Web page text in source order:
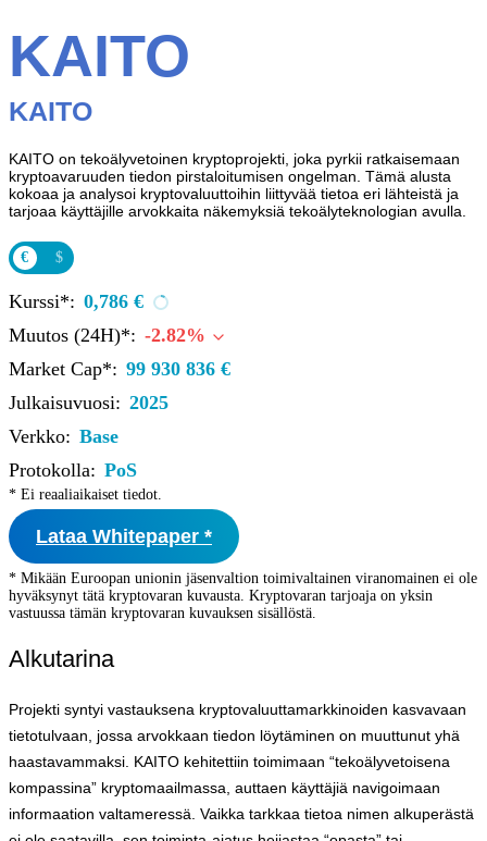
KAITO
KAITO
KAITO on tekoälyvetoinen kryptoprojekti, joka pyrkii ratkaisemaan
kryptoavaruuden tiedon pirstaloitumisen ongelman. Tämä alusta
kokoaa ja analysoi kryptovaluuttoihin liittyvää tietoa eri lähteistä ja
tarjoaa käyttäjille arvokkaita näkemyksiä tekoälyteknologian avulla.
€ $
Kurssi*: 0,786 €
Muutos (24H)*: -2.82%
Market Cap*: 99 930 836 €
Julkaisuvuosi: 2025
Verkko: Base
Protokolla: PoS
* Ei reaaliaikaiset tiedot.
Lataa Whitepaper *
* Mikään Euroopan unionin jäsenvaltion toimivaltainen viranomainen ei ole
hyväksynyt tätä kryptovaran kuvausta. Kryptovaran tarjoaja on yksin
vastuussa tämän kryptovaran kuvauksen sisällöstä.
Alkutarina
Projekti syntyi vastauksena kryptovaluuttamarkkinoiden kasvavaan
tietotulvaan, jossa arvokkaan tiedon löytäminen on muuttunut yhä
haastavammaksi. KAITO kehitettiin toimimaan “tekoälyvetoisena
kompassina” kryptomaailmassa, auttaen käyttäjiä navigoimaan
informaation valtameressä. Vaikka tarkkaa tietoa nimen alkuperästä